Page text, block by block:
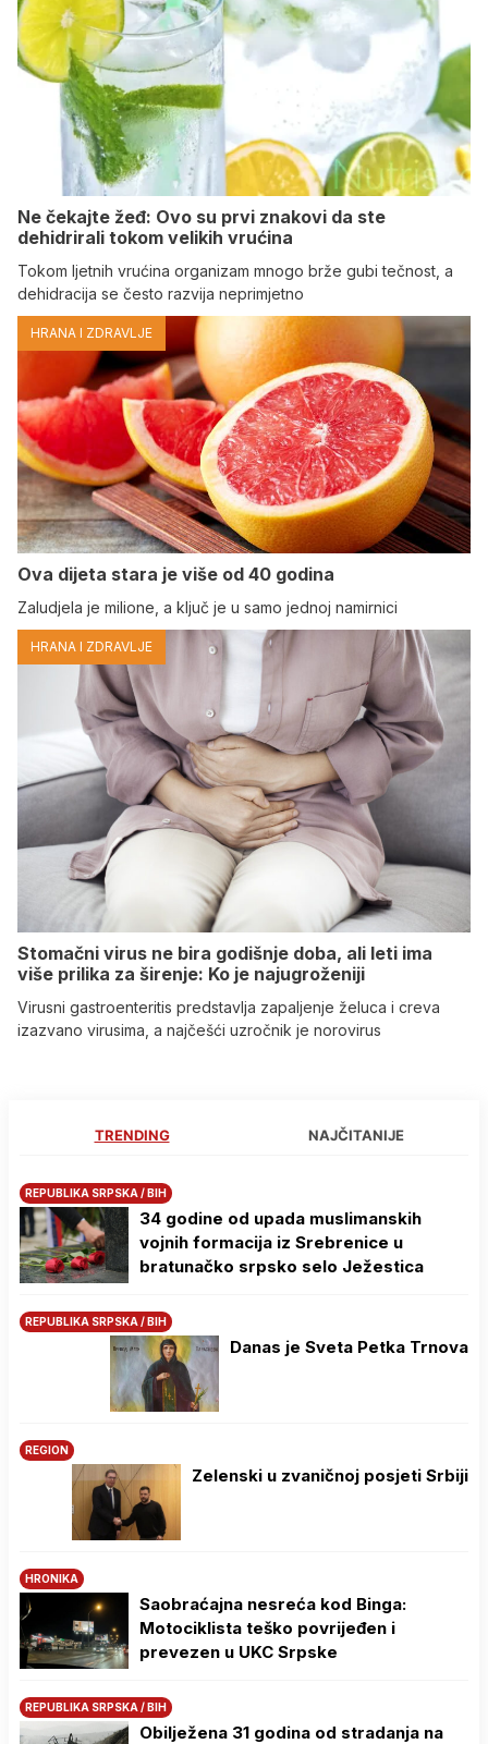
Ne čekajte žeđ: Ovo su prvi znakovi da ste
dehidrirali tokom velikih vrućina
Tokom ljetnih vrućina organizam mnogo brže gubi tečnost, a
dehidracija se često razvija neprimjetno
HRANA I ZDRAVLJE
Ova dijeta stara je više od 40 godina
Zaludjela je milione, a ključ je u samo jednoj namirnici
HRANA I ZDRAVLJE
Stomačni virus ne bira godišnje doba, ali leti ima
više prilika za širenje: Ko je najugroženiji
Virusni gastroenteritis predstavlja zapaljenje želuca i creva
izazvano virusima, a najčešći uzročnik je norovirus
TRENDING NAJČITANIJE
REPUBLIKA SRPSKA / BIH
34 godine od upada muslimanskih
vojnih formacija iz Srebrenice u
bratunačko srpsko selo Јežestica
REPUBLIKA SRPSKA / BIH
Danas je Sveta Petka Trnova
REGION
Zelenski u zvaničnoj posjeti Srbiji
HRONIKA
Saobraćajna nesreća kod Binga:
Motociklista teško povrijeđen i
prevezen u UKC Srpske
REPUBLIKA SRPSKA / BIH
Obilježena 31 godina od stradanja na